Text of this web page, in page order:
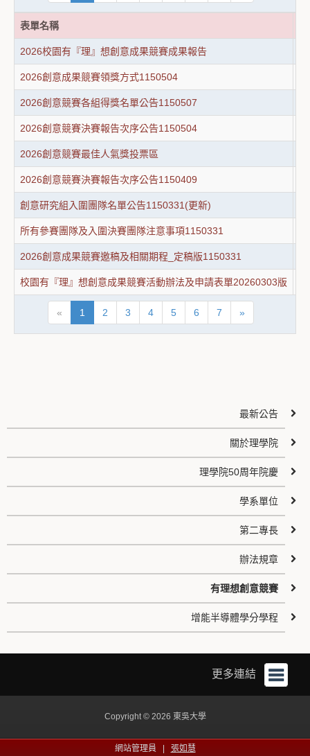
表單名稱
2026校園有『理』想創意成果競賽成果報告
2026創意成果競賽領獎方式1150504
2026創意競賽各組得獎名單公告1150507
2026創意競賽決賽報告次序公告1150504
2026創意競賽最佳人氣獎投票區
2026創意競賽決賽報告次序公告1150409
創意研究組入圍團隊名單公告1150331(更新)
所有參賽團隊及入圍決賽團隊注意事項1150331
2026創意成果競賽邀稿及相關期程_定稿版1150331
校園有『理』想創意成果競賽活動辦法及申請表單20260303版
« 1 2 3 4 5 6 7 »
最新公告
關於理學院
理學院50周年院慶
學系單位
第二專長
辦法規章
有理想創意競賽
增能半導體學分學程
更多連結
Copyright © 2026 東吳大學
網站管理員 | 張如慧